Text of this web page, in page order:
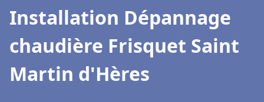
Installation Dépannage
chaudière Frisquet Saint
Martin d'Hères